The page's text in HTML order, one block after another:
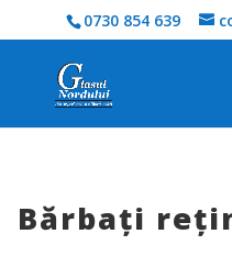
0730 854 639
Bărbați